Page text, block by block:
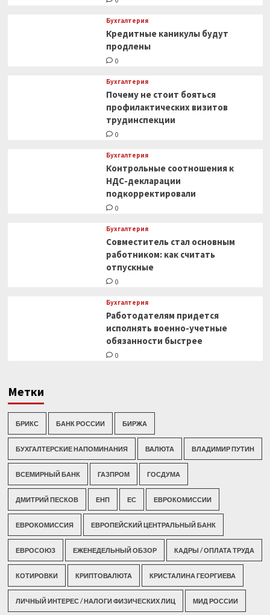
Бухгалтерия
Кредитные каникулы будут
продлены
0
Бухгалтерия
Почему не стоит бояться
профилактических визитов
трудинспекции
0
Бухгалтерия
Контрольные соотношения к
НДС-декларации
подкорректировали
0
Бухгалтерия
Совместитель стал основным
работником: как считать
отпускные
0
Бухгалтерия
Работодателям придется
исполнять военно-учетные
обязанности быстрее
0
Метки
БРИКС БАНК РОССИИ БИРЖА
БУХГАЛТЕРСКИЕ НАПОМИНАНИЯ ВАЛЮТА ВЛАДИМИР ПУТИН
ВСЕМИРНЫЙ БАНК ГАЗПРОМ ГОСДУМА
ДМИТРИЙ ПЕСКОВ ЕНП ЕС ЕВРОКОМИССИИ
ЕВРОКОМИССИЯ ЕВРОПЕЙСКИЙ ЦЕНТРАЛЬНЫЙ БАНК
ЕВРОСОЮЗ ЕЖЕНЕДЕЛЬНЫЙ ОБЗОР КАДРЫ / ОПЛАТА ТРУДА
КОТИРОВКИ КРИПТОВАЛЮТА КРИСТАЛИНА ГЕОРГИЕВА
ЛИЧНЫЙ ИНТЕРЕС / НАЛОГИ ФИЗИЧЕСКИХ ЛИЦ МИД РОССИИ